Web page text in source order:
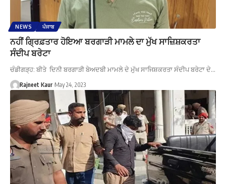
NEWS ਪੰਜਾਬ
ਨਹੀਂ ਗ੍ਰਿਫ਼ਤਾਰ ਹੋਇਆ ਬਰਗਾੜੀ ਮਾਮਲੇ ਦਾ ਮੁੱਖ ਸਾਜ਼ਿਸ਼ਕਰਤਾ
ਸੰਦੀਪ ਬਰੇਟਾ
ਚੰਡੀਗੜ੍ਹ: ਬੀਤੇ ਦਿਨੀ ਬਰਗਾੜੀ ਬੇਅਦਬੀ ਮਾਮਲੇ ਦੇ ਮੁੱਖ ਸਾਜਿਸ਼ਕਰਤਾ ਸੰਦੀਪ ਬਰੇਟਾ ਦੇ…
Rajneet Kaur May 24, 2023